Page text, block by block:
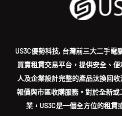
US3C優勢科技, 台灣前三大二手
買賣租賃交易平台，提供安全、
人及企業設計完整的產品汰換回
報價與市區收購服務。對於全新
業，US3C是一個全方位的租賃